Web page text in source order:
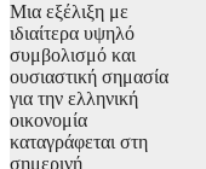
Μια εξέλιξη με
ιδιαίτερα υψηλό
συμβολισμό και
ουσιαστική σημασία
για την ελληνική
οικονομία
καταγράφεται στη
σημερινή